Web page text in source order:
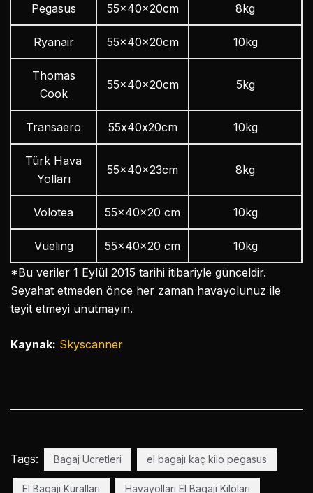
Pegasus 55x40x20cm 8kg
Ryanair 55x40x20cm 10kg
Thomas
Cook
55x40x20cm 5kg
Transaero 55х40х20cm 10kg
Türk Hava
Yolları
55x40x23cm 8kg
Volotea 55x40x20 cm 10kg
Vueling 55x40x20 cm
10kg
*Bu veriler 1 Eylül 2015 tarihi itibariyle günceldir.
Seyahat etmeden önce her zaman havayolunuz ile
teyit etmeyi unutmayın.
Kaynak: Skyscanner
Tags: Bagaj Ücretleri el bagajı kaç kilo pegasus
El Bagajı Kuralları Havayolları El Bagajı Kiloları